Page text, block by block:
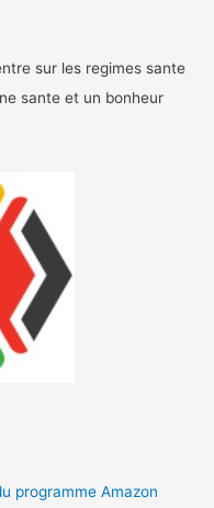
sur les regimes sante
sante et un bonheur
programme Amazon